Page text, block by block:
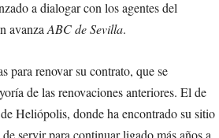
a dialogar con los agentes del
avanzaABC de Sevilla.
para renovar su contrato, que se
de las renovaciones anteriores. El de
Heliópolis, donde ha encontrado su sitio
servir para continuar ligado más años a